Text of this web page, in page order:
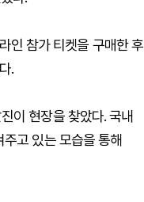
인 참가 티켓을 구매한 후
.
이 현장을 찾았다. 국내
고 있는 모습을 통해